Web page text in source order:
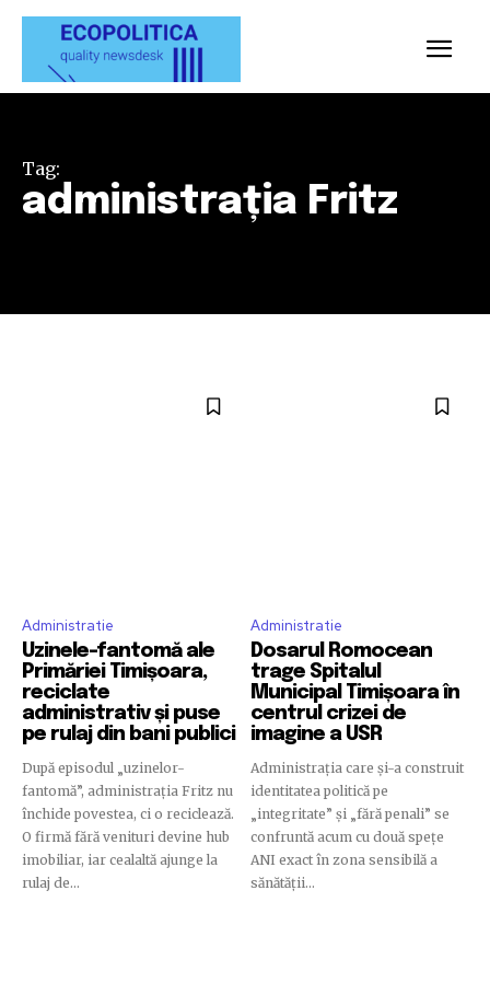
Tag:
administrația Fritz
Administratie
Uzinele-fantomă ale
Primăriei Timișoara,
reciclate
administrativ și puse
pe rulaj din bani publici
După episodul „uzinelor-
fantomă”, administrația Fritz nu
închide povestea, ci o reciclează.
O firmă fără venituri devine hub
imobiliar, iar cealaltă ajunge la
rulaj de...
Administratie
Dosarul Romocean
trage Spitalul
Municipal Timișoara în
centrul crizei de
imagine a USR
Administrația care și-a construit
identitatea politică pe
„integritate” și „fără penali” se
confruntă acum cu două spețe
ANI exact în zona sensibilă a
sănătății...